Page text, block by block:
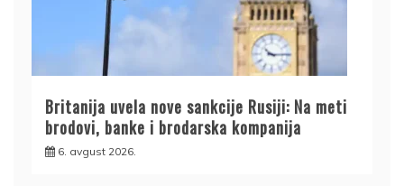
Britanija uvela nove sankcije Rusiji: Na meti
brodovi, banke i brodarska kompanija
6. avgust 2026.